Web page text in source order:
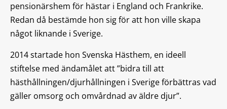
pensionärshem för hästar i England och Frankrike.
Redan då bestämde hon sig för att hon ville skapa
något liknande i Sverige.
2014 startade hon Svenska Hästhem, en ideell
stiftelse med ändamålet att ”bidra till att
hästhållningen/djurhållningen i Sverige förbättras vad
gäller omsorg och omvårdnad av äldre djur”.